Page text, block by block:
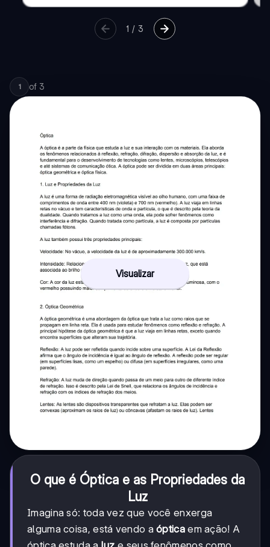
1 / 3
1 of 3
Visualizar
O que é Óptica e as Propriedades da
Luz
Imagina só: toda vez que você enxerga
alguma coisa, está vendo aópticaem ação! A